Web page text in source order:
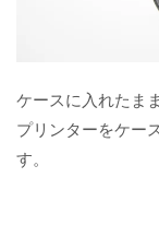
ケースに入れたま
プリンターをケー
す。